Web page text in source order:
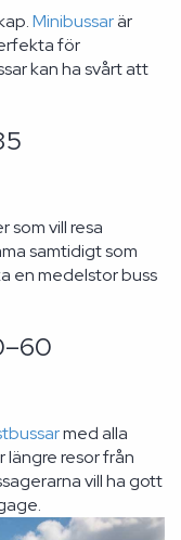
Minibussarär
för
kan ha svårt att
som vill resa
samtidigt som
en medelstor buss
med alla
resor från
vill ha gott